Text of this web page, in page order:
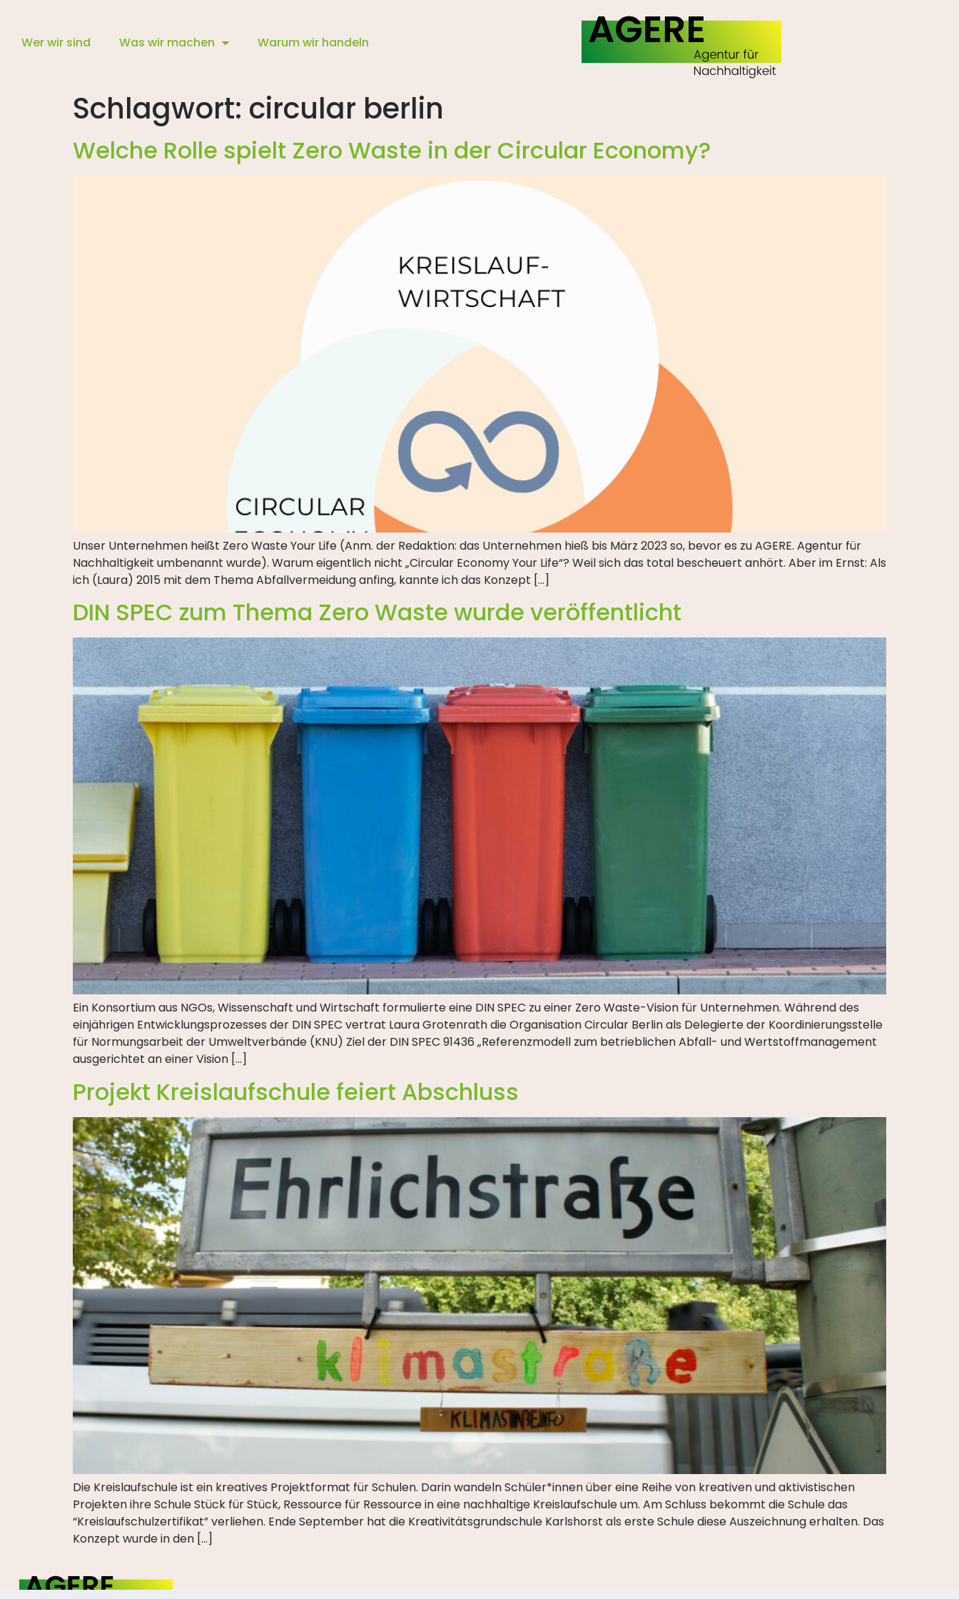
Wer wir sind Was wir machen Warum wir handeln
Schlagwort: circular berlin
Welche Rolle spielt Zero Waste in der Circular Economy?
Unser Unternehmen heißt Zero Waste Your Life (Anm. der Redaktion: das Unternehmen hieß bis März 2023 so, bevor es zu AGERE. Agentur für
Nachhaltigkeit umbenannt wurde). Warum eigentlich nicht „Circular Economy Your Life“? Weil sich das total bescheuert anhört. Aber im Ernst: Als
ich (Laura) 2015 mit dem Thema Abfallvermeidung anfing, kannte ich das Konzept […]
DIN SPEC zum Thema Zero Waste wurde veröffentlicht
Ein Konsortium aus NGOs, Wissenschaft und Wirtschaft formulierte eine DIN SPEC zu einer Zero Waste-Vision für Unternehmen. Während des
einjährigen Entwicklungsprozesses der DIN SPEC vertrat Laura Grotenrath die Organisation Circular Berlin als Delegierte der Koordinierungsstelle
für Normungsarbeit der Umweltverbände (KNU) Ziel der DIN SPEC 91436 „Referenzmodell zum betrieblichen Abfall- und Wertstoffmanagement
ausgerichtet an einer Vision […]
Projekt Kreislaufschule feiert Abschluss
Die Kreislaufschule ist ein kreatives Projektformat für Schulen. Darin wandeln Schüler*innen über eine Reihe von kreativen und aktivistischen
Projekten ihre Schule Stück für Stück, Ressource für Ressource in eine nachhaltige Kreislaufschule um. Am Schluss bekommt die Schule das
“Kreislaufschulzertifikat” verliehen. Ende September hat die Kreativitätsgrundschule Karlshorst als erste Schule diese Auszeichnung erhalten. Das
Konzept wurde in den […]